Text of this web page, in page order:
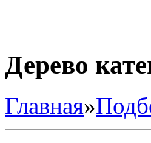
Дерево
Главная»